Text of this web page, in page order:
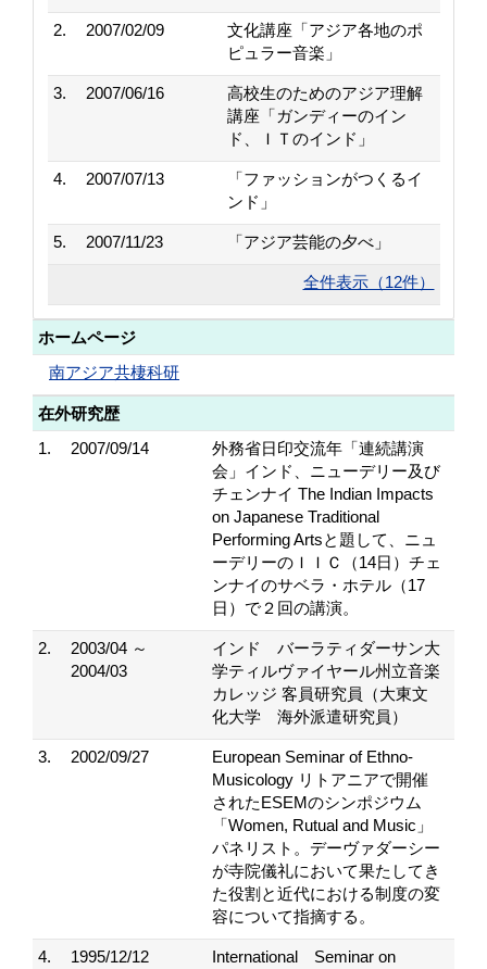
2. 2007/02/09
文化講座「アジア各地のポ
ピュラー音楽」
3. 2007/06/16
高校生のためのアジア理解
講座「ガンディーのイン
ド、ＩＴのインド」
4. 2007/07/13
「ファッションがつくるイ
ンド」
5. 2007/11/23 「アジア芸能の夕べ」
全件表示（12件）
ホームページ
南アジア共棲科研
在外研究歴
1.
2007/09/14
外務省日印交流年「連続講演
会」インド、ニューデリー及び
チェンナイ The Indian Impacts
on Japanese Traditional
Performing Artsと題して、ニュ
ーデリーのＩＩＣ（14日）チェ
ンナイのサベラ・ホテル（17
日）で２回の講演。
2.
2003/04 ～
2004/03
インド バーラティダーサン大
学ティルヴァイヤール州立音楽
カレッジ 客員研究員（大東文
化大学 海外派遣研究員）
3. 2002/09/27
European Seminar of Ethno-
Musicology リトアニアで開催
されたESEMのシンポジウム
「Women, Rutual and Music」
パネリスト。デーヴァダーシー
が寺院儀礼において果たしてき
た役割と近代における制度の変
容について指摘する。
4. 1995/12/12
International Seminar on